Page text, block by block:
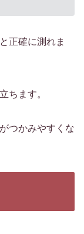
正確に測れま
ちます。
つかみやすくな